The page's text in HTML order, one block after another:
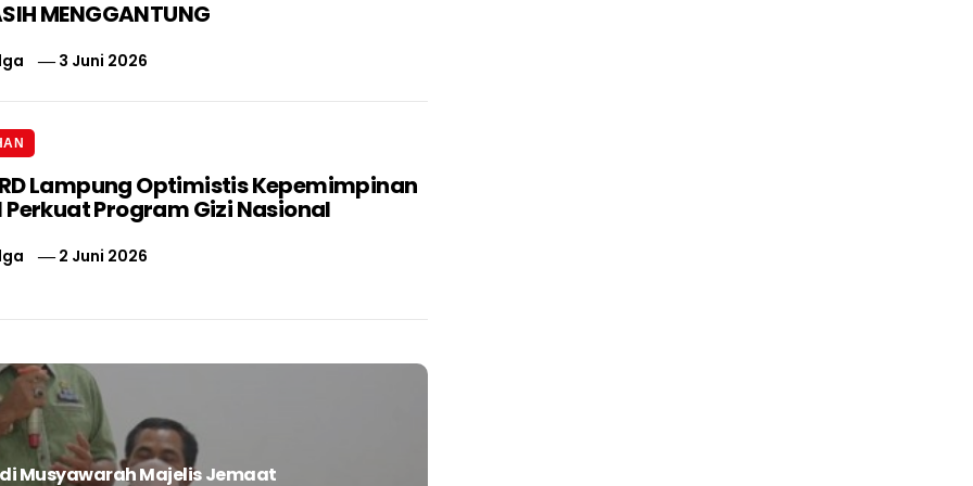
MENGGANTUNG
3 Juni 2026
Lampung Optimistis Kepemimpinan
Perkuat Program Gizi Nasional
2 Juni 2026
Musyawarah Majelis Jemaat